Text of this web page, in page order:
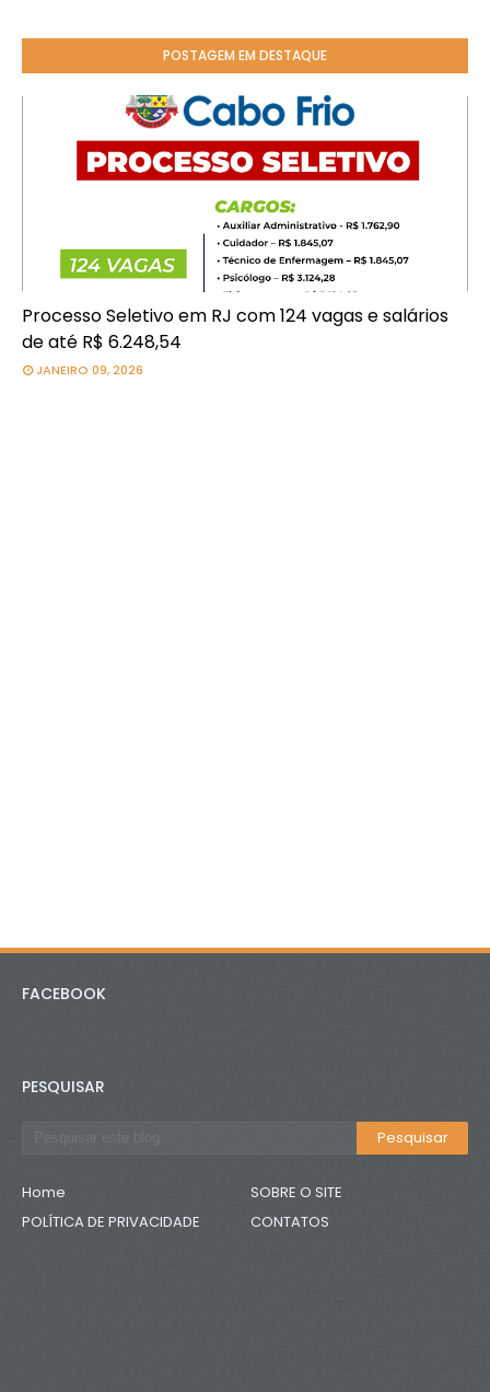
POSTAGEM EM DESTAQUE
Processo Seletivo em RJ com 124 vagas e salários
de até R$ 6.248,54
JANEIRO 09, 2026
FACEBOOK
PESQUISAR
Home
SOBRE O SITE
POLÍTICA DE PRIVACIDADE
CONTATOS